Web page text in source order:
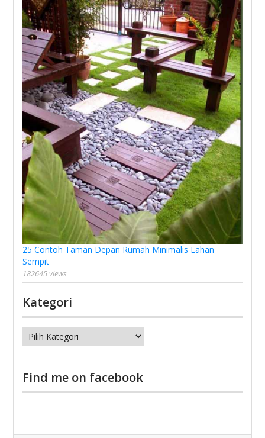
25 Contoh Taman Depan Rumah Minimalis Lahan
Sempit
182645 views
Kategori
Kategori
Find me on facebook